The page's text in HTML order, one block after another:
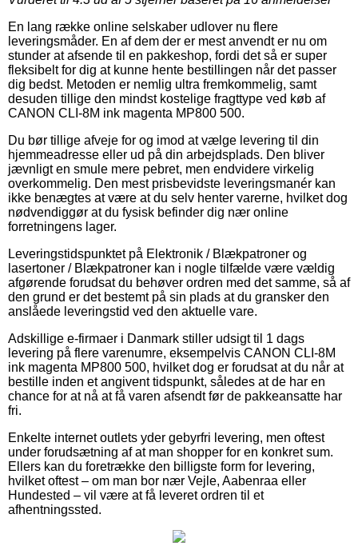
En lang række online selskaber udlover nu flere
leveringsmåder. En af dem der er mest anvendt er nu om
stunder at afsende til en pakkeshop, fordi det så er super
fleksibelt for dig at kunne hente bestillingen når det passer
dig bedst. Metoden er nemlig ultra fremkommelig, samt
desuden tillige den mindst kostelige fragttype ved køb af
CANON CLI-8M ink magenta MP800 500.
Du bør tillige afveje for og imod at vælge levering til din
hjemmeadresse eller ud på din arbejdsplads. Den bliver
jævnligt en smule mere pebret, men endvidere virkelig
overkommelig. Den mest prisbevidste leveringsmanér kan
ikke benægtes at være at du selv henter varerne, hvilket dog
nødvendiggør at du fysisk befinder dig nær online
forretningens lager.
Leveringstidspunktet på Elektronik / Blækpatroner og
lasertoner / Blækpatroner kan i nogle tilfælde være vældig
afgørende forudsat du behøver ordren med det samme, så af
den grund er det bestemt på sin plads at du gransker den
anslåede leveringstid ved den aktuelle vare.
Adskillige e-firmaer i Danmark stiller udsigt til 1 dags
levering på flere varenumre, eksempelvis CANON CLI-8M
ink magenta MP800 500, hvilket dog er forudsat at du når at
bestille inden et angivent tidspunkt, således at de har en
chance for at nå at få varen afsendt før de pakkeansatte har
fri.
Enkelte internet outlets yder gebyrfri levering, men oftest
under forudsætning af at man shopper for en konkret sum.
Ellers kan du foretrække den billigste form for levering,
hvilket oftest – om man bor nær Vejle, Aabenraa eller
Hundested – vil være at få leveret ordren til et
afhentningssted.